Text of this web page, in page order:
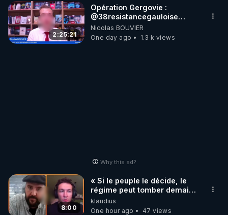
2:25:21
Opération Gergovie :
‪@38resistancegauloise‬
‪@MarionSigautOfficiel‬
‪@gladysriifard5710‬ Laëtitia
Nicolas BOUVIER
One day ago
1.3 k views
Why this ad?
8:00
« Si le peuple le décide, le
régime peut tomber demain !
»
klaudius
One hour ago
47 views